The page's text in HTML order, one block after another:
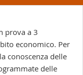
prova a 3
economico. Per
conoscenza delle
delle